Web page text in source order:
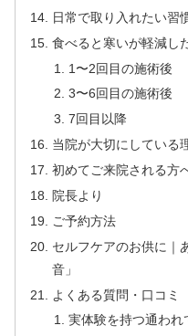
日常で取り入れたい習
食べると寒いが軽減し
1〜2回目の施術後
3〜6回目の施術後
7回目以降
当院が大切にしている
初めてご来院される方
院長より
ご予約方法
セルフケアのお供に｜
音」
よくある質問・口コミ
実体験を持つ通われ